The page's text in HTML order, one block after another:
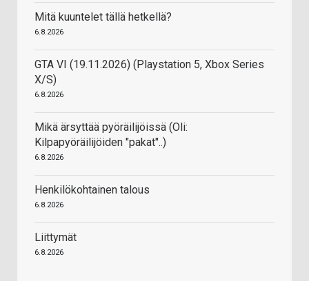
Mitä kuuntelet tällä hetkellä?
6.8.2026
GTA VI (19.11.2026) (Playstation 5, Xbox Series
X/S)
6.8.2026
Mikä ärsyttää pyöräilijöissä (Oli:
Kilpapyöräilijöiden "pakat"..)
6.8.2026
Henkilökohtainen talous
6.8.2026
Liittymät
6.8.2026